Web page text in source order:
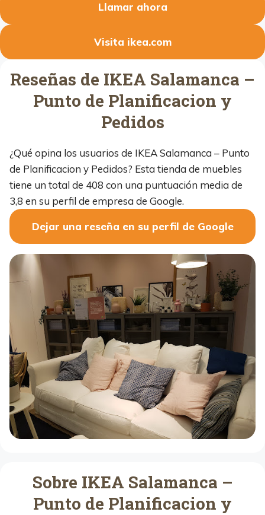
Llamar ahora
Visita ikea.com
Reseñas de IKEA Salamanca –
Punto de Planificacion y
Pedidos
¿Qué opina los usuarios de IKEA Salamanca – Punto
de Planificacion y Pedidos? Esta tienda de muebles
tiene un total de 408 con una puntuación media de
3,8 en su perfil de empresa de Google.
Dejar una reseña en su perfil de Google
Sobre IKEA Salamanca –
Punto de Planificacion y